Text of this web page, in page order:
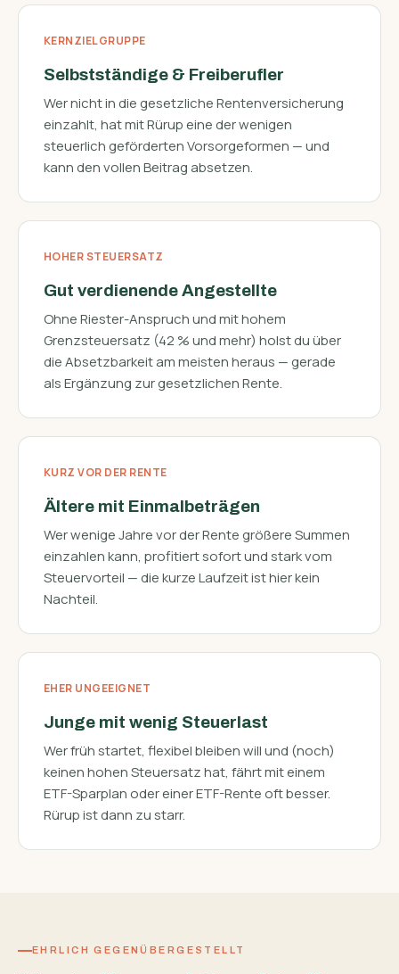
KERNZIELGRUPPE
Selbstständige & Freiberufler
Wer nicht in die gesetzliche Rentenversicherung
einzahlt, hat mit Rürup eine der wenigen
steuerlich geförderten Vorsorgeformen — und
kann den vollen Beitrag absetzen.
HOHER STEUERSATZ
Gut verdienende Angestellte
Ohne Riester-Anspruch und mit hohem
Grenzsteuersatz (42 % und mehr) holst du über
die Absetzbarkeit am meisten heraus — gerade
als Ergänzung zur gesetzlichen Rente.
KURZ VOR DER RENTE
Ältere mit Einmalbeträgen
Wer wenige Jahre vor der Rente größere Summen
einzahlen kann, profitiert sofort und stark vom
Steuervorteil — die kurze Laufzeit ist hier kein
Nachteil.
EHER UNGEEIGNET
Junge mit wenig Steuerlast
Wer früh startet, flexibel bleiben will und (noch)
keinen hohen Steuersatz hat, fährt mit einem
ETF-Sparplan oder einer ETF-Rente oft besser.
Rürup ist dann zu starr.
EHRLICH GEGENÜBERGESTELLT